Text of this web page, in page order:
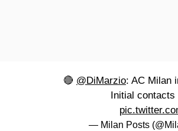
🔴 @DiMarzio: AC Milan
Initial contacts
— Milan Posts